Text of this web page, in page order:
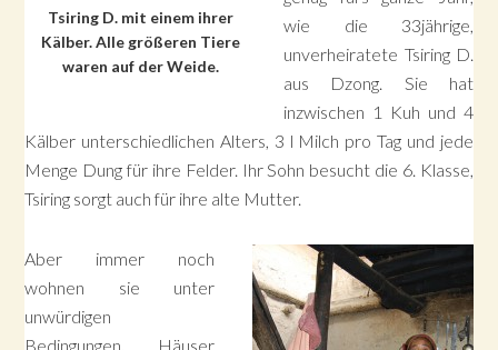
Tsiring D. mit einem ihrer
Kälber. Alle größeren Tiere
waren auf der Weide.
wie die 33jährige,
unverheiratete Tsiring D.
aus Dzong. Sie hat
inzwischen 1 Kuh und 4
Kälber unterschiedlichen Alters, 3 l Milch pro Tag und jede
Menge Dung für ihre Felder. Ihr Sohn besucht die 6. Klasse,
Tsiring sorgt auch für ihre alte Mutter.
Aber immer noch
wohnen sie unter
unwürdigen
Bedingungen. Häuser